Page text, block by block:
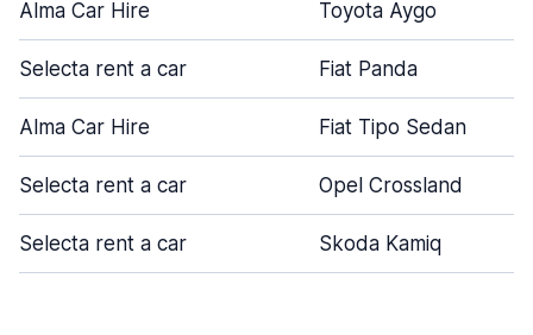
Alma Car Hire Toyota Aygo
Selecta rent a car Fiat Panda
Alma Car Hire Fiat Tipo Sedan
Selecta rent a car Opel Crossland
Selecta rent a car Skoda Kamiq